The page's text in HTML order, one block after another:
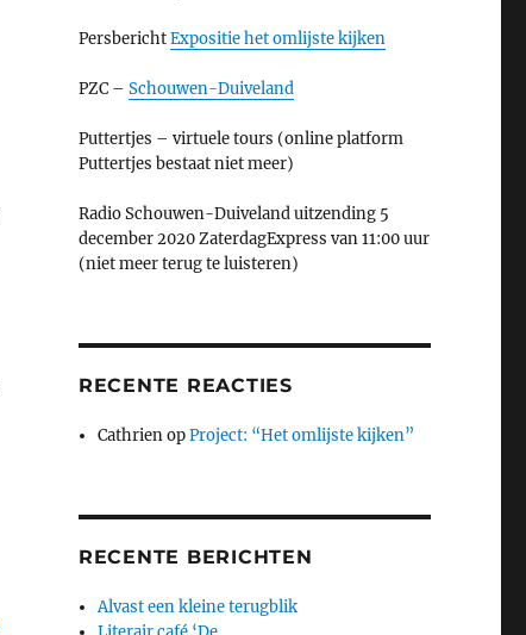
PersberichtExpositie het omlijste kijken
PZC – Schouwen-Duiveland
Puttertjes – virtuele tours (online platform
Puttertjes bestaat niet meer)
Radio Schouwen-Duiveland uitzending 5
december 2020 ZaterdagExpress van 11:00 uur
(niet meer terug te luisteren)
RECENTE REACTIES
CathrienopProject: “Het omlijste kijken”
RECENTE BERICHTEN
Alvast een kleine terugblik